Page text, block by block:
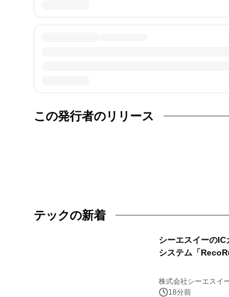
この発行者のリリース
テックの新着
シーエスイーの
システム「
株式会社シーエスイ
18分前